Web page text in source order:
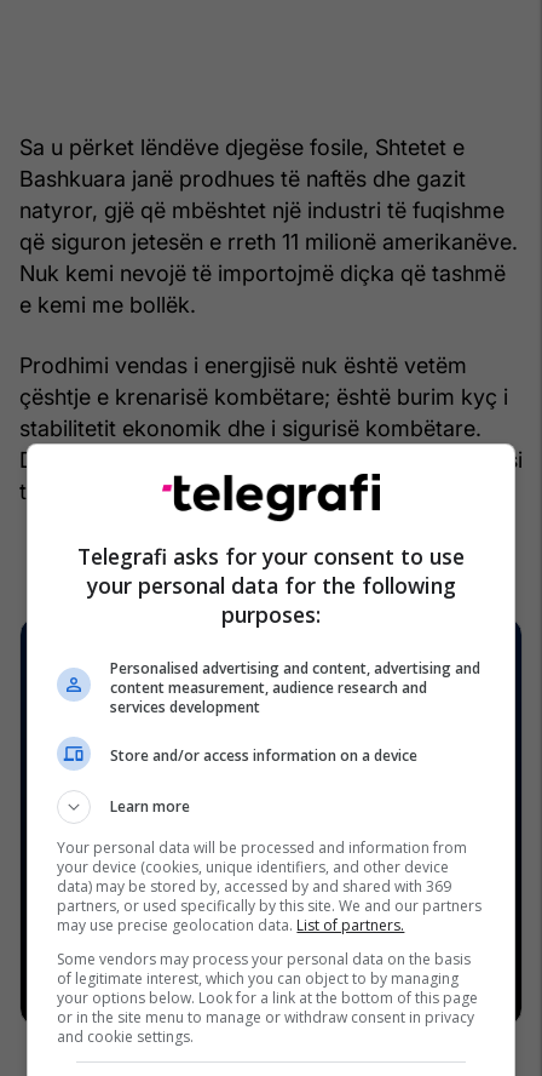
Sa u përket lëndëve djegëse fosile, Shtetet e
Bashkuara janë prodhues të naftës dhe gazit
natyror, gjë që mbështet një industri të fuqishme
që siguron jetesën e rreth 11 milionë amerikanëve.
Nuk kemi nevojë të importojmë diçka që tashmë
e kemi me bollëk.
Prodhimi vendas i energjisë nuk është vetëm
çështje e krenarisë kombëtare; është burim kyç i
stabilitetit ekonomik dhe i sigurisë kombëtare.
Duhet të sigurohemi që ta trajtojmë vazhdimisht si
të tillë. /Telegrafi/
Telegrafi asks for your consent to use
your personal data for the following
purposes:
Personalised advertising and content, advertising and
content measurement, audience research and
services development
Store and/or access information on a device
Learn more
Your personal data will be processed and information from
your device (cookies, unique identifiers, and other device
data) may be stored by, accessed by and shared with 369
partners, or used specifically by this site. We and our partners
may use precise geolocation data. List of partners.
Some vendors may process your personal data on the basis
of legitimate interest, which you can object to by managing
your options below. Look for a link at the bottom of this page
or in the site menu to manage or withdraw consent in privacy
and cookie settings.